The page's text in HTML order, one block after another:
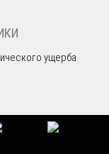
ущерба